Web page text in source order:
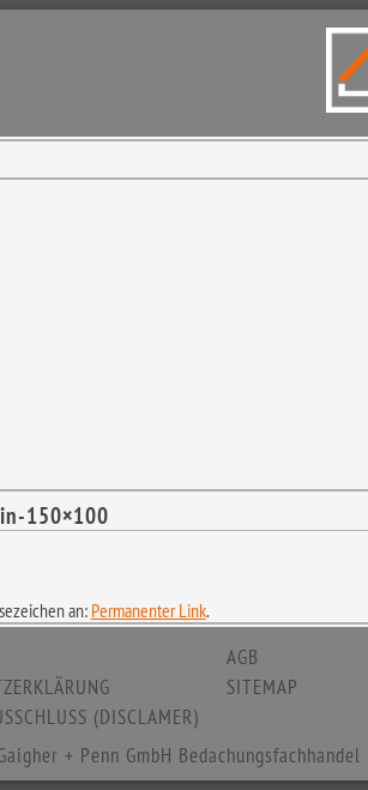
150×100
an: Permanenter Link.
(DISCLAMER)
AGB
SITEMAP
+ Penn GmbH Bedachungsfachhandel